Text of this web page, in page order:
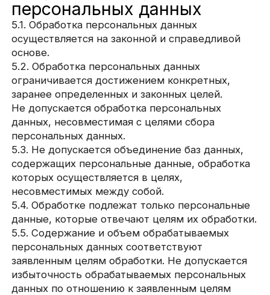
информирование Пользователя
посредством отправки электронных
писем
фамилия, имя, отчество
электронный адрес
номера телефонов
Правовые основания:
уставные (учредительные) документы
Оператора
Виды обработки персональных данных:
Сбор, запись, систематизация,
накопление, хранение, уничтожение
и обезличивание персональных данных
7. Условия обработки
персональных данных
7.1. Обработка персональных данных
осуществляется с согласия субъекта
персональных данных на обработку его